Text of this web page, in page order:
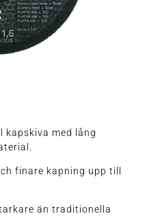
kapskiva med lång
finare kapning upp till
än traditionella